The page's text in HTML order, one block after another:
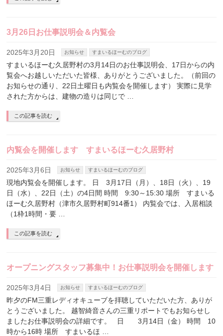
3月26日お仕事説明会＆内覧会
2025年3月20日 お知らせ すまいるほーむのブログ
すまいるほーむ久居野村の3月14日のお仕事説明会、17日からの内
覧会へお越しいただいた皆様、ありがとうございました。（前回の
お知らせの通り、22日土曜日も内覧会を開催します） 実際に見学
された方からは、建物の造りは同じで …
この記事を読む
内覧会を開催します すまいるほーむ久居野村
2025年3月6日 お知らせ すまいるほーむのブログ
現地内覧会を開催します。 日 3月17日（月）、18日（火）、19
日（水）、22日（土）の4日間 時間 9:30～15:30 場所 すまいる
ほーむ久居野村（津市久居野村町914番1） 内覧会では、入居相談
（1枠1時間・要 …
この記事を読む
オープニングスタッフ募集中！お仕事説明会を開催します
2025年3月4日 お知らせ すまいるほーむのブログ
昨夕のFM三重レディオキューブを拝聴していただいた方、ありが
とうございました。 越智綺音さんの三重リポートでもお知らせし
ましたお仕事説明会の詳細です。 日 3月14日（金） 時間 10
時から16時 場所 すまいるほ …